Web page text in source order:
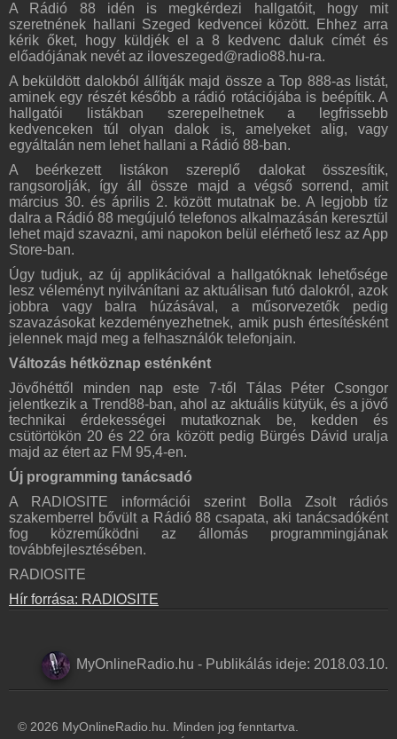
A Rádió 88 idén is megkérdezi hallgatóit, hogy mit
szeretnének hallani Szeged kedvencei között. Ehhez arra
kérik őket, hogy küldjék el a 8 kedvenc daluk címét és
előadójának nevét az iloveszeged@radio88.hu-ra.
A beküldött dalokból állítják majd össze a Top 888-as listát,
aminek egy részét később a rádió rotációjába is beépítik. A
hallgatói listákban szerepelhetnek a legfrissebb
kedvenceken túl olyan dalok is, amelyeket alig, vagy
egyáltalán nem lehet hallani a Rádió 88-ban.
A beérkezett listákon szereplő dalokat összesítik,
rangsorolják, így áll össze majd a végső sorrend, amit
március 30. és április 2. között mutatnak be. A legjobb tíz
dalra a Rádió 88 megújuló telefonos alkalmazásán keresztül
lehet majd szavazni, ami napokon belül elérhető lesz az App
Store-ban.
Úgy tudjuk, az új applikációval a hallgatóknak lehetősége
lesz véleményt nyilvánítani az aktuálisan futó dalokról, azok
jobbra vagy balra húzásával, a műsorvezetők pedig
szavazásokat kezdeményezhetnek, amik push értesítésként
jelennek majd meg a felhasználók telefonjain.
Változás hétköznap esténként
Jövőhéttől minden nap este 7-től Tálas Péter Csongor
jelentkezik a Trend88-ban, ahol az aktuális kütyük, és a jövő
technikai érdekességei mutatkoznak be, kedden és
csütörtökön 20 és 22 óra között pedig Bürgés Dávid uralja
majd az étert az FM 95,4-en.
Új programming tanácsadó
A RADIOSITE információi szerint Bolla Zsolt rádiós
szakemberrel bővült a Rádió 88 csapata, aki tanácsadóként
fog közreműködni az állomás programmingjának
továbbfejlesztésében.
RADIOSITE
Hír forrása: RADIOSITE
MyOnlineRadio.hu - Publikálás ideje: 2018.03.10.
© 2026 MyOnlineRadio.hu. Minden jog fenntartva.